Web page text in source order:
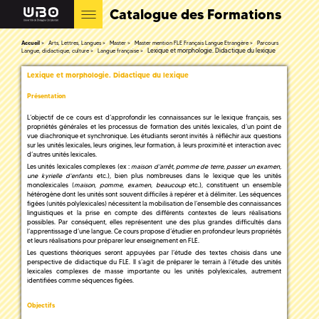
Catalogue des Formations
Accueil Arts, Lettres, Langues Master Master mention FLE Français Langue Etrangère
Parcours
Langue, didactique, culture
Langue française Lexique et morphologie. Didactique du lexique
Lexique et morphologie. Didactique du lexique
Présentation
L’objectif de ce cours est d’approfondir les connaissances sur le lexique français, ses
propriétés générales et les processus de formation des unités lexicales, d’un point de
vue diachronique et synchronique. Les étudiants seront invités à réfléchir aux questions
sur les unités lexicales, leurs origines, leur formation, à leurs proximité et interaction avec
d’autres unités lexicales.
Les unités lexicales complexes (ex : maison d’arrêt, pomme de terre, passer un examen,
une kyrielle d’enfantsetc.), bien plus nombreuses dans le lexique que les unités
monolexicales (maison, pomme, examen, beaucoupetc.), constituent un ensemble
hétérogène dont les unités sont souvent difficiles à repérer et à délimiter. Les séquences
figées (unités polylexicales) nécessitent la mobilisation de l’ensemble des connaissances
linguistiques et la prise en compte des différents contextes de leurs réalisations
possibles. Par conséquent, elles représentent une des plus grandes difficultés dans
l’apprentissage d’une langue. Ce cours propose d’étudier en profondeur leurs propriétés
et leurs réalisations pour préparer leur enseignement en FLE.
Les questions théoriques seront appuyées par l’étude des textes choisis dans une
perspective de didactique du FLE. Il s’agit de préparer le terrain à l’étude des unités
lexicales complexes de masse importante ou les unités polylexicales, autrement
identifiées comme séquences figées.
Objectifs